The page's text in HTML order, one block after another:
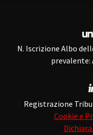
N. Iscrizione Albo
prevalente:
Registrazione
Cookie e